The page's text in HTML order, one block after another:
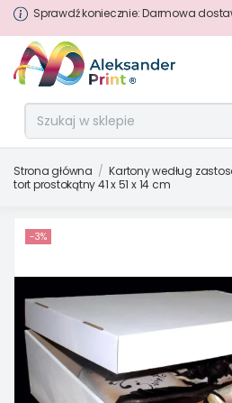
Sprawdź koniecznie: Darmowa
Strona główna Kartony według
tort prostokątny 41 x 51 x 14 cm
-3%